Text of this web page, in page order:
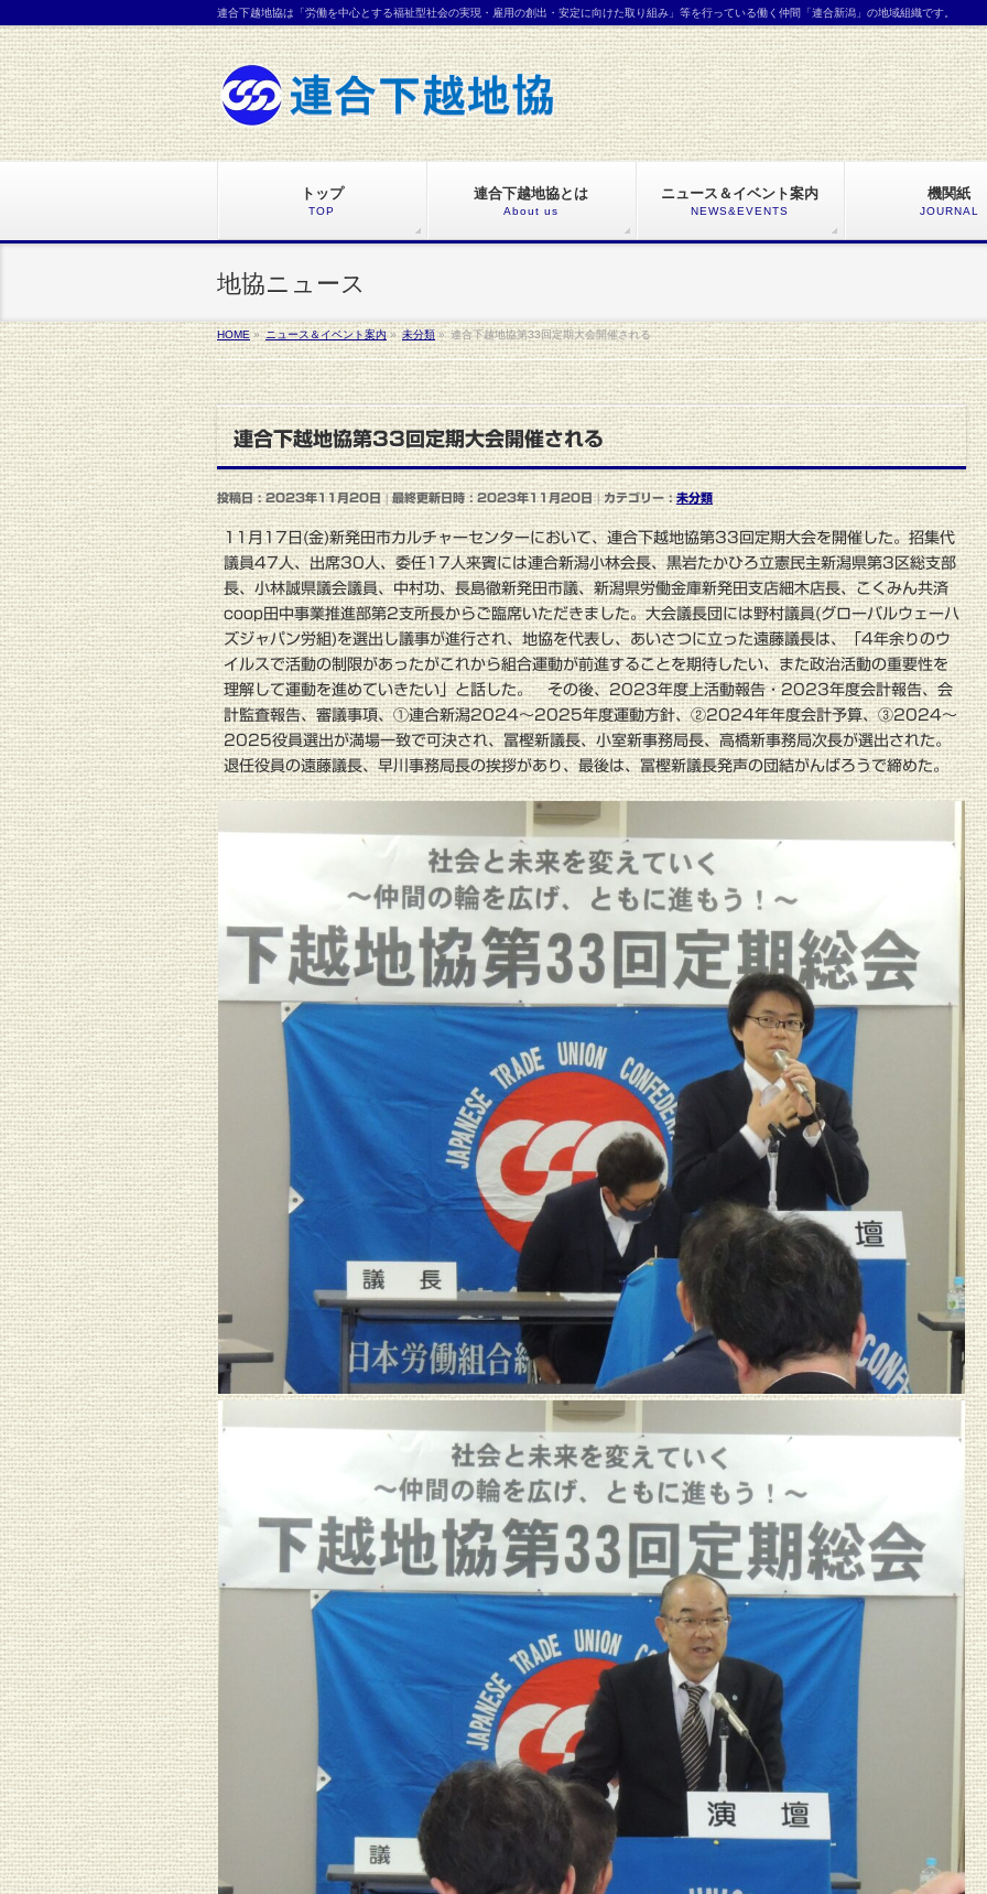
連合下越地協は「労働を中心とする福祉型社会の実現・雇用の創出・安定に向けた取り組み」等を行っている働く仲間「連合新潟」の地域組織です。
トップ
TOP
連合下越地協とは
About us
ニュース＆イベント案内
NEWS&EVENTS
機関紙
JOURNAL
地協ニュース
HOME» ニュース＆イベント案内» 未分類» 連合下越地協第33回定期大会開催される
連合下越地協第33回定期大会開催される
投稿日 : 2023年11月20日 最終更新日時 : 2023年11月20日 カテゴリー :未分類
11月17日(金)新発田市カルチャーセンターにおいて、連合下越地協第33回定期大会を開催した。招集代
議員47人、出席30人、委任17人来賓には連合新潟小林会長、黒岩たかひろ立憲民主新潟県第3区総支部
長、小林誠県議会議員、中村功、長島徹新発田市議、新潟県労働金庫新発田支店細木店長、こくみん共済
coop田中事業推進部第2支所長からご臨席いただきました。大会議長団には野村議員(グローバルウェーハ
ズジャパン労組)を選出し議事が進行され、地協を代表し、あいさつに立った遠藤議長は、「4年余りのウ
イルスで活動の制限があったがこれから組合運動が前進することを期待したい、また政治活動の重要性を
理解して運動を進めていきたい」と話した。 その後、2023年度上活動報告・2023年度会計報告、会
計監査報告、審議事項、①連合新潟2024～2025年度運動方針、②2024年年度会計予算、③2024～
2025役員選出が満場一致で可決され、冨樫新議長、小室新事務局長、高橋新事務局次長が選出された。
退任役員の遠藤議長、早川事務局長の挨拶があり、最後は、冨樫新議長発声の団結がんばろうで締めた。